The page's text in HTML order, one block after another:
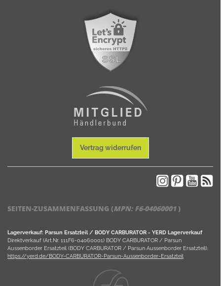
Vertrag widerrufen
SEITEN-ZUSAMMENFASSUNG (MPN: F6-04060001)
Lagerverkauf: Parsun Ersatzteil / BODY CARBURATOR - YERD Lagerverkauf
Direktverkauf (Art.Nr. 111F6-04060001) BODY CARBURATOR / Parsun
Aussenborder Ersatzteil (BODY CARBURATOR / Parsun Aussenborder Ersatzteil).
https://yerd.de/BODY-CARBURATOR-Parsun-Aussenborder-Ersatzteil